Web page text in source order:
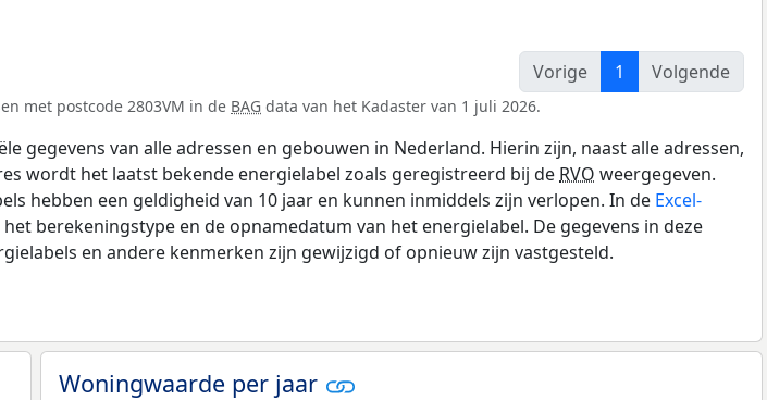
Vorige
1 Volgende
met postcode 2803VM in de BAG data van het Kadaster van 1 juli 2026.
gegevens van alle adressen en gebouwen in Nederland. Hierin zijn, naast alle adressen,
wordt het laatst bekende energielabel zoals geregistreerd bij de RVO weergegeven.
hebben een geldigheid van 10 jaar en kunnen inmiddels zijn verlopen. In de Excel-
berekeningstype en de opnamedatum van het energielabel. De gegevens in deze
en andere kenmerken zijn gewijzigd of opnieuw zijn vastgesteld.
Woningwaarde per jaar